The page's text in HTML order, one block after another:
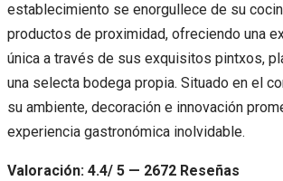
establecimiento se enorgullece de su
productos de proximidad, ofreciendo una
única a través de sus exquisitos pintxos,
una selecta bodega propia. Situado en el
su ambiente, decoración e innovación
experiencia gastronómica inolvidable.
Valoración: 4.4/ 5 — 2672 Reseñas